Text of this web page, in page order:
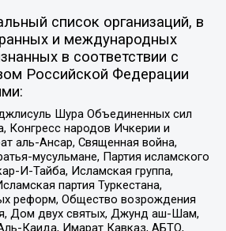
список организаций, в
и международных
в соответствии с
Российской Федерации
Шура Объединенных сил
Конгресс народов Ичкерии и
аль-Ансар, Священная война,
мусульмане, Партия исламского
И-Тайба, Исламская группа,
партия Туркестана,
реформ, Общество возрождения
Дом двух святых, Джунд аш-Шам,
Каида, Имарат Кавказ, АБТО,